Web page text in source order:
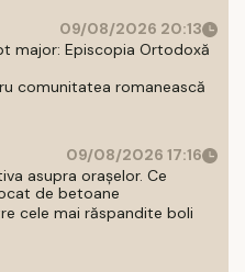
09/08/2026 20:13
major: Episcopia Ortodoxă
comunitatea romanească
09/08/2026 17:16
asupra orașelor. Ce
de betoane
cele mai răspandite boli